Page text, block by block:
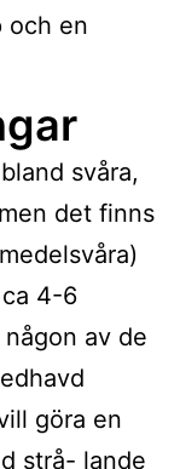
och en
svåra,
det finns
4-6
av de
göra en
strå- lande